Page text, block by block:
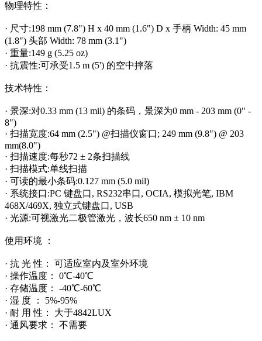
物理特性：
· 尺寸:198 mm (7.8") H x 40 mm (1.6") D x 手柄 Width: 45 mm
(1.8") 头部 Width: 78 mm (3.1")
· 重量:149 g (5.25 oz)
· 抗震性:可承受1.5 m (5') 的空中摔落
技术特性：
· 景深:对0.33 mm (13 mil) 的条码，景深为0 mm - 203 mm (0" -
8")
· 扫描宽度:64 mm (2.5") @扫描仪窗口; 249 mm (9.8") @ 203
mm(8.0")
· 扫描速度:每秒72 ± 2条扫描线
· 扫描模式:单线扫描
· 可读的最小条码:0.127 mm (5.0 mil)
· 系统接口:PC 键盘口, RS232串口, OCIA, 模拟光笔, IBM
468X/469X, 独立式键盘口, USB
· 光源:可视激光二极管激光，波长650 nm ± 10 nm
使用环境 ：
· 抗 光 性： 可适应室内及室外环境
· 操作温度： 0℃-40℃
· 存储温度： -40℃-60℃
· 湿 度 ： 5%-95%
· 耐 用 性： 大于4842LUX
· 通风要求： 不需要